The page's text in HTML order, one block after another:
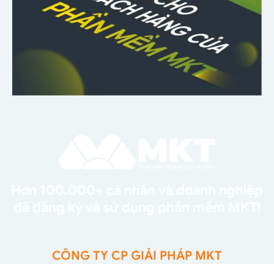
CÔNG TY CP GIẢI PHÁP MKT